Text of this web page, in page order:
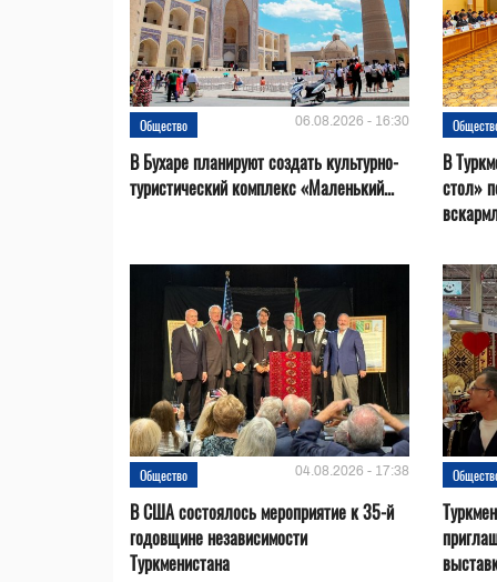
Общество 06.08.2026 - 16:30
В Бухаре планируют создать культурно-
туристический комплекс «Маленький...
В
стол»
Общество 04.08.2026 - 17:38
В США состоялось мероприятие к 35-й
годовщине независимости
Туркменистана